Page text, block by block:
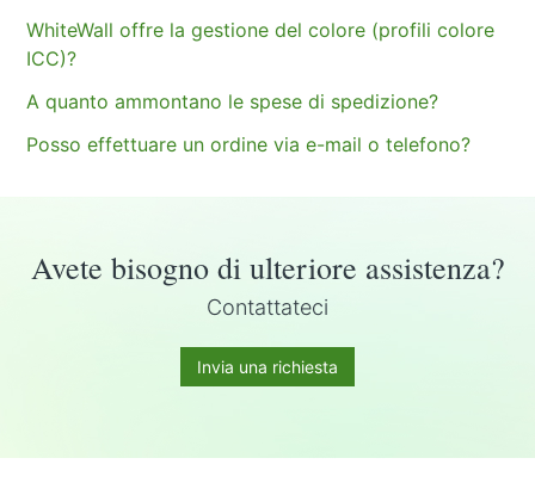
WhiteWall offre la gestione del colore (profili colore
ICC)?
A quanto ammontano le spese di spedizione?
Posso effettuare un ordine via e-mail o telefono?
Avete bisogno di ulteriore assistenza?
Contattateci
Invia una richiesta